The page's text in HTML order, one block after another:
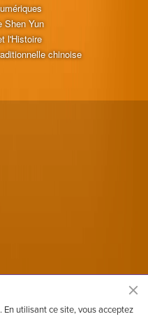
Shen Yun
l'Histoire
chinoise
utilisant ce site, vous acceptez